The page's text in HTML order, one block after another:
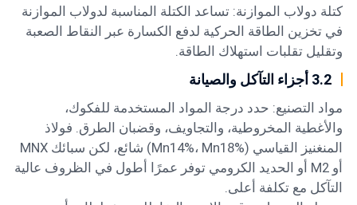
كتلة دولاب الموازنة: تساعد الكتلة المناسبة لدولاب الموازنة
في تخزين الطاقة الحركية لدفع الكسارة عبر النقاط الصعبة
وتقليل تقلبات استهلاك الطاقة.
3.2 أجزاء التآكل والصيانة
مواد التصنيع: حدد درجة المواد المستخدمة للفكوك،
والأغطية المخروطية، والتجاويف، وقضبان الطرق. فولاذ
المنغنيز القياسي (Mn14%، Mn18%) شائع، لكن سبائك MNX
أو M2 أو الحديد الكرومي توفر عمرًا أطول في الظروف عالية
التآكل مع تكلفة أعلى.